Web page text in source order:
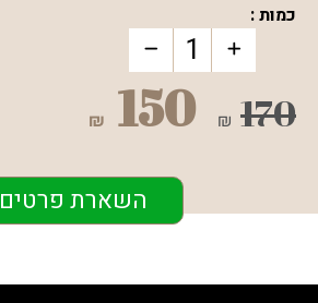
כמות :
170
₪
150
₪
השארת פרטים